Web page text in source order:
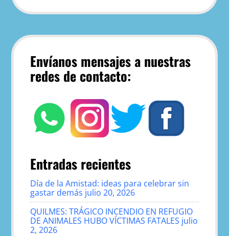
Envíanos mensajes a nuestras
redes de contacto:
Entradas recientes
Día de la Amistad: ideas para celebrar sin
gastar demás julio 20, 2026
QUILMES: TRÁGICO INCENDIO EN REFUGIO
DE ANIMALES HUBO VÍCTIMAS FATALES julio
2, 2026